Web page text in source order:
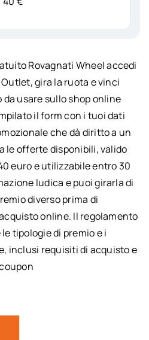
Rovagnati Wheel accedi
gira la ruota e vinci
usare sullo shop online
il form con i tuoi dati
che dà diritto a un
le offerte disponibili, valido
euro e utilizzabile entro 30
ludica e puoi girarla di
diverso prima di
online. Il regolamento
tipologie di premio e i
inclusi requisiti di acquisto e